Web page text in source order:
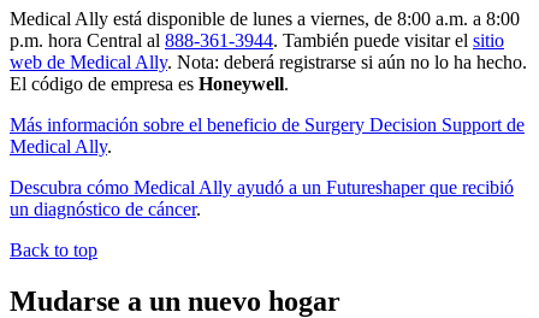
Medical Ally está disponible de lunes a viernes, de 8:00 a.m. a 8:00
p.m. hora Central al 888-361-3944. También puede visitar el sitio
web de Medical Ally. Nota: deberá registrarse si aún no lo ha hecho.
El código de empresa es Honeywell.
Más información sobre el beneficio de Surgery Decision Support de
Medical Ally.
Descubra cómo Medical Ally ayudó a un Futureshaper que recibió
un diagnóstico de cáncer.
Back to top
Mudarse a un nuevo hogar